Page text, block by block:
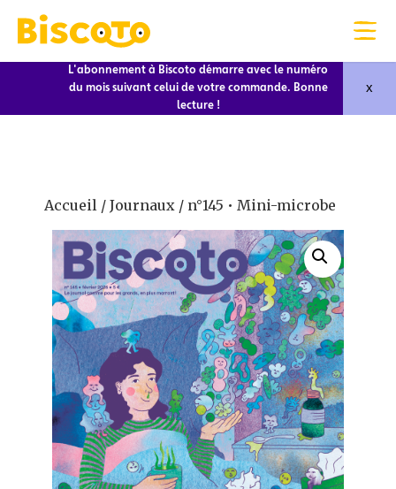
L'abonnement à Biscoto démarre avec le numéro
du mois suivant celui de votre commande. Bonne
lecture !
x
Accueil / Journaux / n°145 • Mini-microbe